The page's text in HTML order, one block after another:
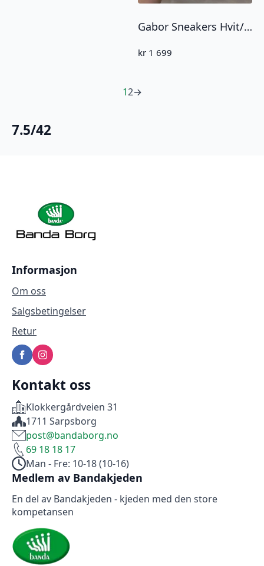
Gabor Sneakers Hvit/Gull
kr 1 699
12→
7.5/42
Informasjon
Om oss
Salgsbetingelser
Retur
Kontakt oss
Klokkergårdveien 31
1711 Sarpsborg
post@bandaborg.no
69 18 18 17
Man - Fre: 10-18 (10-16)
Medlem av Bandakjeden
En del av Bandakjeden - kjeden med den store
kompetansen